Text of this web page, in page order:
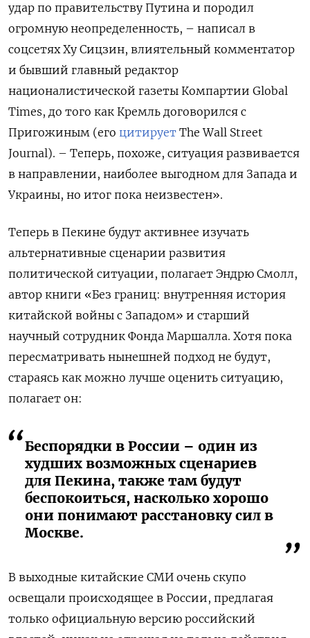
удар по правительству Путина и породил
огромную неопределенность, – написал в
соцсетях Ху Сицзин, влиятельный комментатор
и бывший главный редактор
националистической газеты Компартии Global
Times, до того как Кремль договорился с
Пригожиным (его цитирует The Wall Street
Journal). – Теперь, похоже, ситуация развивается
в направлении, наиболее выгодном для Запада и
Украины, но итог пока неизвестен».
Теперь в Пекине будут активнее изучать
альтернативные сценарии развития
политической ситуации, полагает Эндрю Смолл,
автор книги «Без границ: внутренняя история
китайской войны с Западом» и старший
научный сотрудник Фонда Маршалла. Хотя пока
пересматривать нынешней подход не будут,
стараясь как можно лучше оценить ситуацию,
полагает он:
Беспорядки в России – один из
худших возможных сценариев
для Пекина, также там будут
беспокоиться, насколько хорошо
они понимают расстановку сил в
Москве.
В выходные китайские СМИ очень скупо
освещали происходящее в России, предлагая
только официальную версию российский